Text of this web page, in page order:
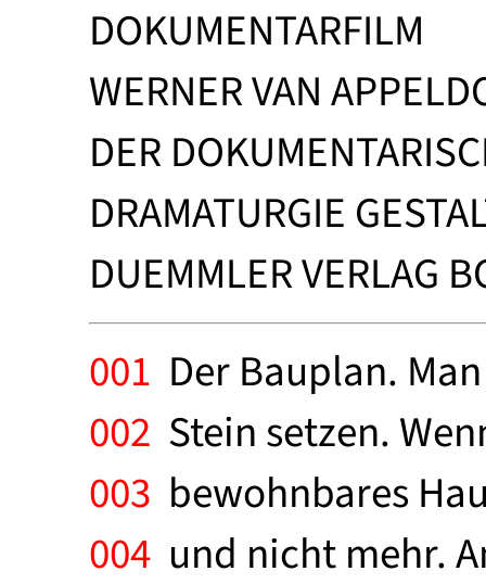
DOKUMENTARFILM
WERNER VAN
DER
DRAMATURGIE
DUEMMLER VERLAG
001 Der Bauplan.
002 Stein setzen.
003 bewohnbares
004 und nicht mehr.